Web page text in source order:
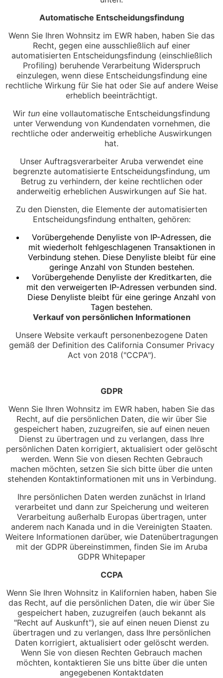
Automatische Entscheidungsfindung
Wenn Sie Ihren Wohnsitz im EWR haben, haben Sie das
Recht, gegen eine ausschließlich auf einer
automatisierten Entscheidungsfindung (einschließlich
Profiling) beruhende Verarbeitung Widerspruch
einzulegen, wenn diese Entscheidungsfindung eine
rechtliche Wirkung für Sie hat oder Sie auf andere Weise
erheblich beeinträchtigt.
Wir tun eine vollautomatische Entscheidungsfindung
unter Verwendung von Kundendaten vornehmen, die
rechtliche oder anderweitig erhebliche Auswirkungen
hat.
Unser Auftragsverarbeiter Aruba verwendet eine
begrenzte automatisierte Entscheidungsfindung, um
Betrug zu verhindern, der keine rechtlichen oder
anderweitig erheblichen Auswirkungen auf Sie hat.
Zu den Diensten, die Elemente der automatisierten
Entscheidungsfindung enthalten, gehören:
Vorübergehende Denyliste von IP-Adressen, die
mit wiederholt fehlgeschlagenen Transaktionen in
Verbindung stehen. Diese Denyliste bleibt für eine
geringe Anzahl von Stunden bestehen.
Vorübergehende Denyliste der Kreditkarten, die
mit den verweigerten IP-Adressen verbunden sind.
Diese Denyliste bleibt für eine geringe Anzahl von
Tagen bestehen.
Verkauf von persönlichen Informationen
Unsere Website verkauft personenbezogene Daten
gemäß der Definition des California Consumer Privacy
Act von 2018 ("CCPA").
GDPR
Wenn Sie Ihren Wohnsitz im EWR haben, haben Sie das
Recht, auf die persönlichen Daten, die wir über Sie
gespeichert haben, zuzugreifen, sie auf einen neuen
Dienst zu übertragen und zu verlangen, dass Ihre
persönlichen Daten korrigiert, aktualisiert oder gelöscht
werden. Wenn Sie von diesen Rechten Gebrauch
machen möchten, setzen Sie sich bitte über die unten
stehenden Kontaktinformationen mit uns in Verbindung.
Ihre persönlichen Daten werden zunächst in Irland
verarbeitet und dann zur Speicherung und weiteren
Verarbeitung außerhalb Europas übertragen, unter
anderem nach Kanada und in die Vereinigten Staaten.
Weitere Informationen darüber, wie Datenübertragungen
mit der GDPR übereinstimmen, finden Sie im Aruba
GDPR Whitepaper
CCPA
Wenn Sie Ihren Wohnsitz in Kalifornien haben, haben Sie
das Recht, auf die persönlichen Daten, die wir über Sie
gespeichert haben, zuzugreifen (auch bekannt als
"Recht auf Auskunft"), sie auf einen neuen Dienst zu
übertragen und zu verlangen, dass Ihre persönlichen
Daten korrigiert, aktualisiert oder gelöscht werden.
Wenn Sie von diesen Rechten Gebrauch machen
möchten, kontaktieren Sie uns bitte über die unten
angegebenen Kontaktdaten